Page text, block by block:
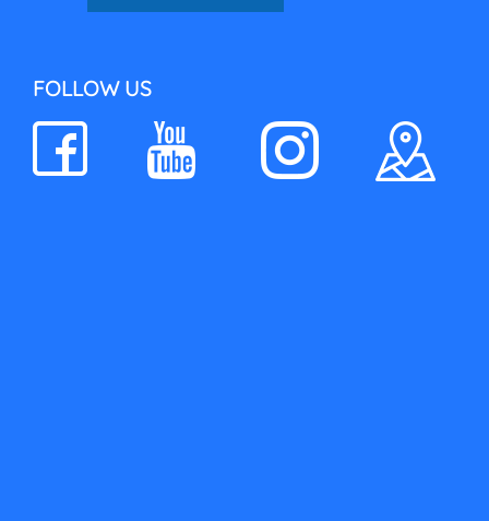
FOLLOW US